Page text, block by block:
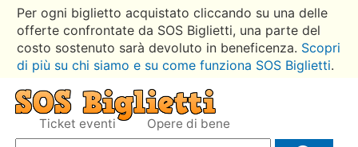
Per ogni biglietto acquistato cliccando su una delle
offerte confrontate da SOS Biglietti, una parte del
costo sostenuto sarà devoluto in beneficenza. Scopri
di più su chi siamo e su come funziona SOS Biglietti.
Ticket eventi Opere di bene